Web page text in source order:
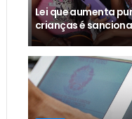
Lei que aumenta
crianças é